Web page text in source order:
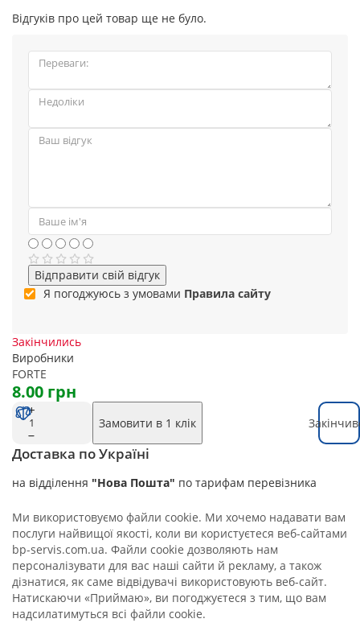
Відгуків про цей товар ще не було.
Відправити свій відгук
Я погоджуюсь з умовами Правила сайту
Закінчились
Виробники
FORTE
8.00 грн
Замовити в 1 клік
Доставка по Україні
на відділення "Нова Пошта" по тарифам перевізника
Ми використовуємо файли cookie. Ми хочемо надавати вам
послуги найвищої якості, коли ви користуєтеся веб-сайтами
bp-servis.com.ua. Файли cookie дозволяють нам
персоналізувати для вас наші сайти й рекламу, а також
дізнатися, як саме відвідувачі використовують веб-сайт.
Натискаючи «Приймаю», ви погоджуєтеся з тим, що вам
надсилатимуться всі файли cookie.